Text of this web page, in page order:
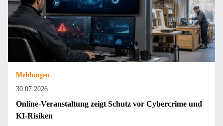
Meldungen
30.07.2026
Online-Veranstaltung zeigt Schutz vor Cybercrime und
KI-Risiken